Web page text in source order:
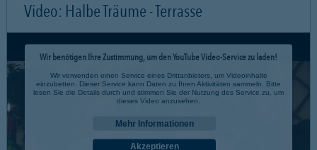
Video: Halbe Träume - Terrasse
Wir benötigen Ihre Zustimmung, um den YouTube Video-Service zu laden!
Wir verwenden einen Service eines Drittanbieters, um Videoinhalte
einzubetten. Dieser Service kann Daten zu Ihren Aktivitäten sammeln. Bitte
lesen Sie die Details durch und stimmen Sie der Nutzung des Service zu, um
dieses Video anzusehen.
Mehr Informationen
Akzeptieren